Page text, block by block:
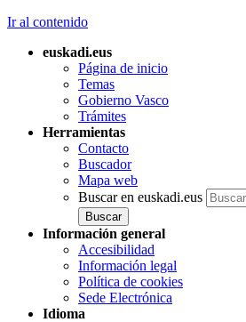
Ir al contenido
euskadi.eus
Página de inicio
Temas
Gobierno Vasco
Trámites
Herramientas
Contacto
Buscador
Mapa web
Buscar en euskadi.eus
Información general
Accesibilidad
Información legal
Política de cookies
Sede Electrónica
Idioma